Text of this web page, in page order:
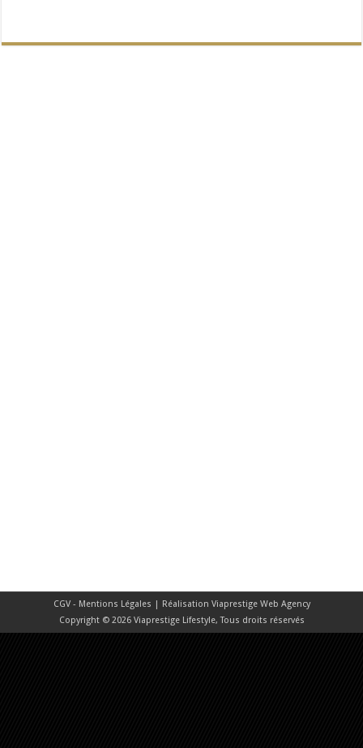
CGV - Mentions Légales | Réalisation Viaprestige Web Agency
Copyright © 2026 Viaprestige Lifestyle, Tous droits réservés